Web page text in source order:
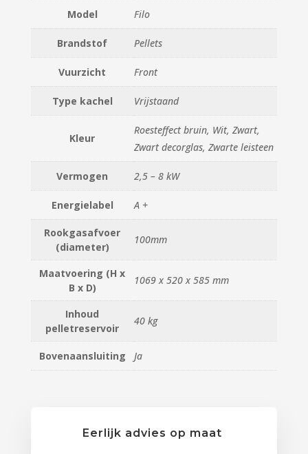
Model Filo
Brandstof Pellets
Vuurzicht Front
Type kachel Vrijstaand
Kleur
Roesteffect bruin, Wit, Zwart,
Zwart decorglas, Zwarte leisteen
Vermogen 2,5 – 8 kW
Energielabel A +
Rookgasafvoer
(diameter)
100mm
Maatvoering (H x
B x D)
1069 x 520 x 585 mm
Inhoud
pelletreservoir
40 kg
Bovenaansluiting Ja
Eerlijk advies op maat